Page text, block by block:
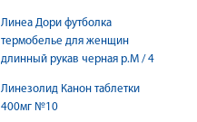
Линеа Дори футболка
термобелье для женщин
длинный рукав черная р.M / 4
Линезолид Канон таблетки
400мг №10